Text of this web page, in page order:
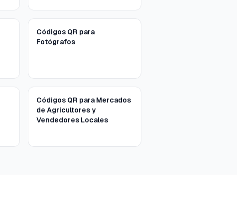
Códigos QR para
Fotógrafos
Códigos QR para Mercados
de Agricultores y
Vendedores Locales